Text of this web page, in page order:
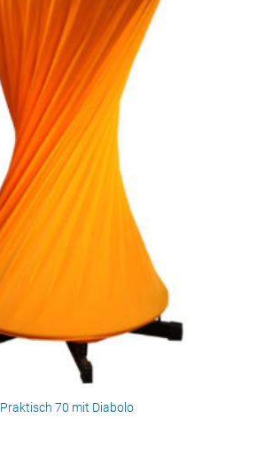
Praktisch 70 mit Diabolo